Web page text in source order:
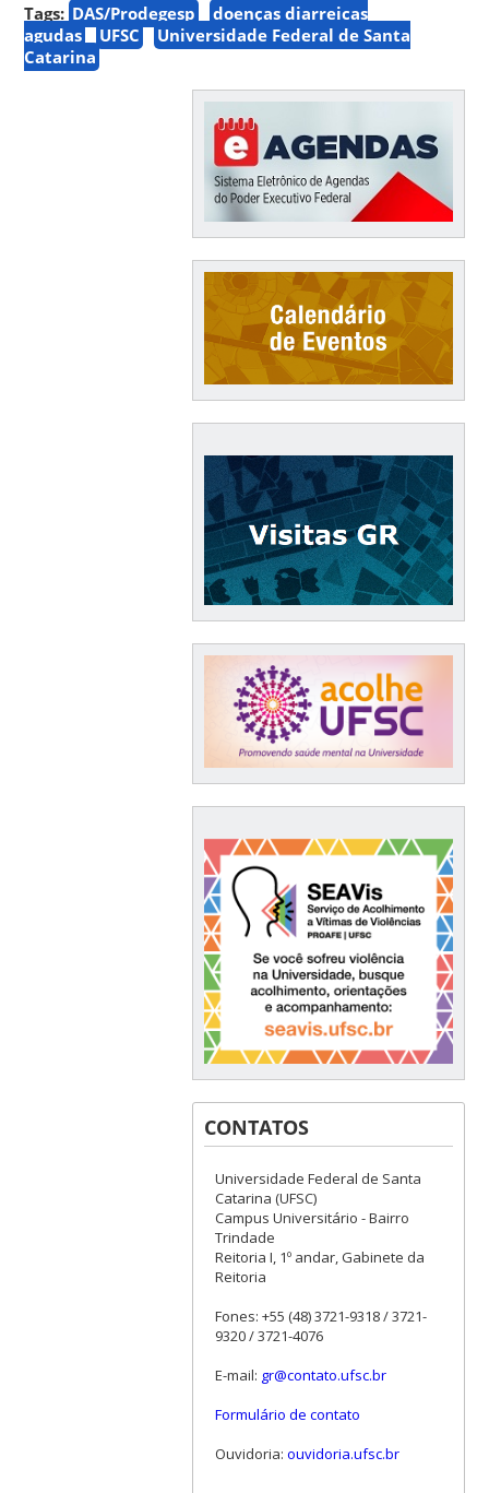
Tags: DAS/Prodegesp
doenças diarreicas
agudas
UFSC
Universidade Federal de Santa
Catarina
CONTATOS
Universidade Federal de Santa
Catarina (UFSC)
Campus Universitário - Bairro
Trindade
Reitoria I, 1º andar, Gabinete da
Reitoria
Fones: +55 (48) 3721-9318 / 3721-
9320 / 3721-4076
E-mail: gr@contato.ufsc.br
Formulário de contato
Ouvidoria: ouvidoria.ufsc.br